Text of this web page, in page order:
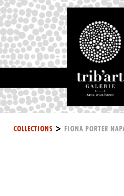
COLLECTIONS > FIONA PORTER